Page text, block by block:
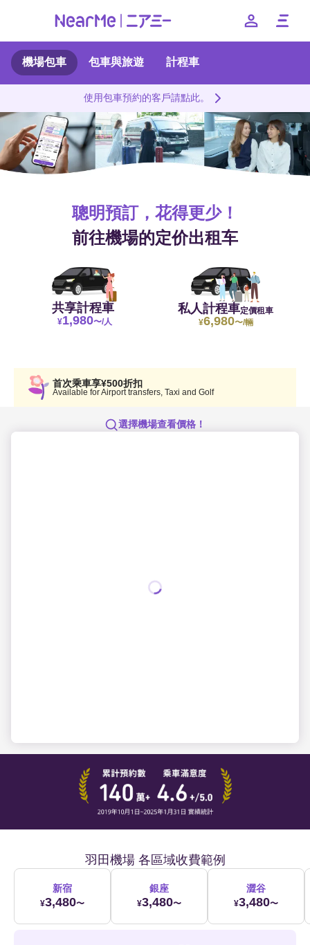
特色
私人計程車
English 簡体中文 한국어
機場包車 包車與旅遊 計程車
使用包車預約的客戶請點此。
聰明預訂，花得更少！
前往機場的定价出租车
共享計程車
¥1,980〜/人
私人計程車定價租車
¥6,980〜/輛
首次乘車享¥500折扣
Available for Airport transfers, Taxi and Golf
選擇機場查看價格！
羽田機場 各區域收費範例
新宿
¥3,480〜
銀座
¥3,480〜
澀谷
¥3,480〜